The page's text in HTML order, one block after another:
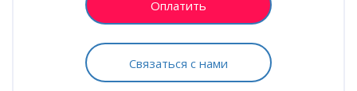
Оплатить
Связаться с нами